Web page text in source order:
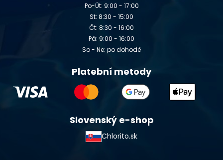
Po-Út: 9:00 - 17:00
St: 8:30 - 15:00
Čt: 8:30 - 16:00
Pá: 9:00 - 16:00
So - Ne: po dohodě
Platební metody
Slovenský e-shop
Chlorito.sk